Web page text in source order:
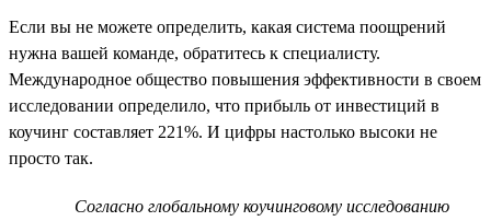
Если вы не можете определить, какая система поощрений
нужна вашей команде, обратитесь к специалисту.
Международное общество повышения эффективности в своем
исследовании определило, что прибыль от инвестиций в
коучинг составляет 221%. И цифры настолько высоки не
просто так.
Согласно глобальному коучинговому исследованию